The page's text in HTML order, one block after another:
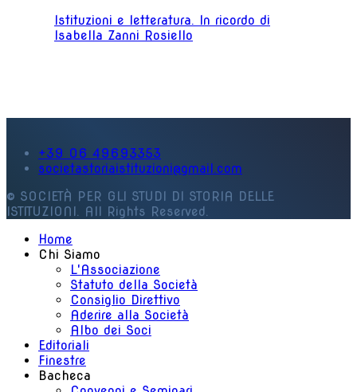
Istituzioni e letteratura. In ricordo di
Isabella Zanni Rosiello
+39 06 49693353
societastoriaistituzioni@gmail.com
© SOCIETÀ PER GLI STUDI DI STORIA DELLE
ISTITUZIONI. All Rights Reserved.
Home
Chi Siamo
L'Associazione
Statuto della Società
Consiglio Direttivo
Aderire alla Società
Albo dei Soci
Editoriali
Finestre
Bacheca